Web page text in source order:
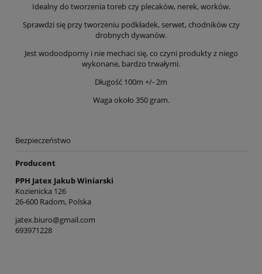
Idealny do tworzenia toreb czy plecaków, nerek, worków.
Sprawdzi się przy tworzeniu podkładek, serwet, chodników czy
drobnych dywanów.
Jest wodoodporny i nie mechaci się, co czyni produkty z niego
wykonane, bardzo trwałymi.
Długość 100m +/- 2m
Waga około 350 gram.
Bezpieczeństwo
Producent
PPH Jatex Jakub Winiarski
Kozienicka 126
26-600 Radom, Polska
jatex.biuro@gmail.com
693971228